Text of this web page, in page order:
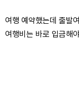
여행 예약했는데 줄발
여행비는 바로 입금해